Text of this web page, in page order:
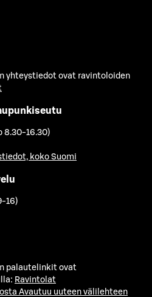
yhteystiedot ovat ravintoloiden
8.30-16.30)
koko Suomi
16)
palautelinkit ovat
Ravintolat
Avautuu uuteen välilehteen